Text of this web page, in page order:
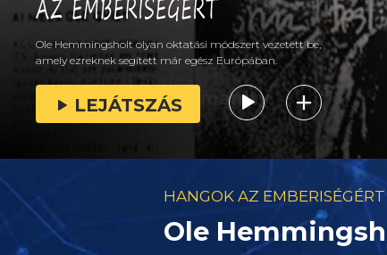
Ole Hemmingsholt olyan oktatási módszert vezetett be,
amely ezreknek segített már egész Európában.
LEJÁTSZÁS
HANGOK AZ EMBERISÉGÉRT
Ole